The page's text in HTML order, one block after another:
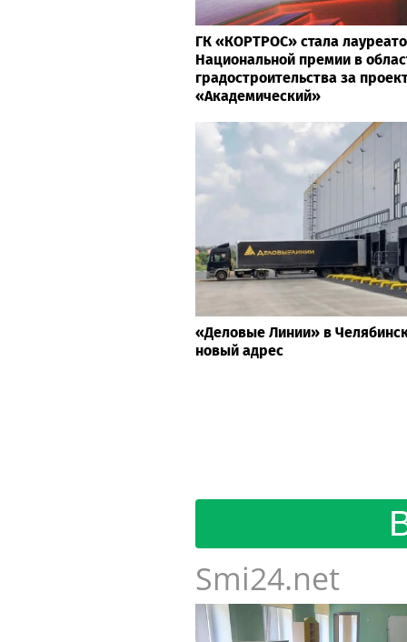
ГК «КОРТРОС» стала
Национальной премии в
градостроительства за
«Академический»
«Деловые Линии» в
новый адрес
Smi24.net